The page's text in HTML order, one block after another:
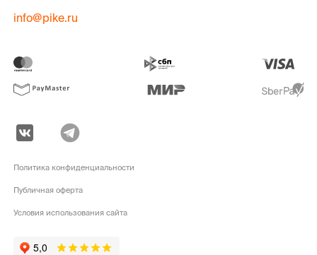
info@pike.ru
Политика конфиденциальности
Публичная оферта
Условия использования сайта